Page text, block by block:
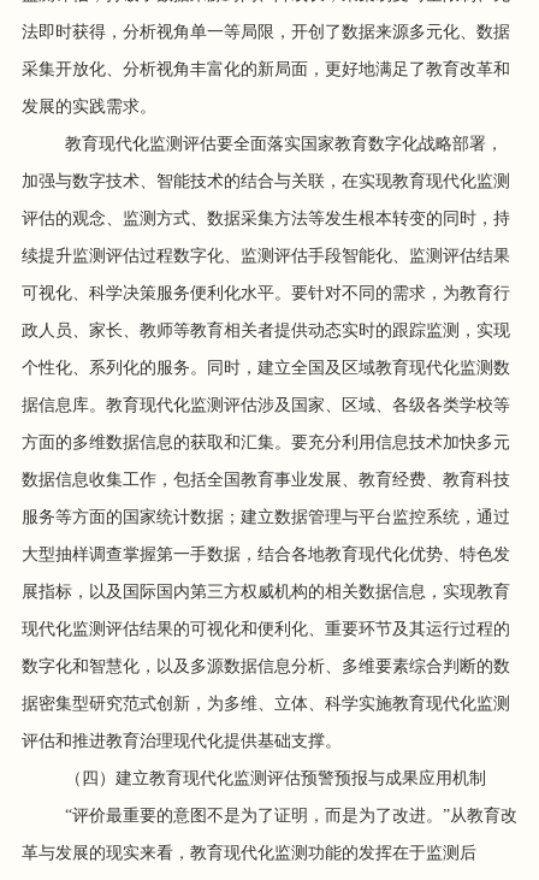
法即时获得，分析视角单一等局限，开创了数据来源多元化、数据
采集开放化、分析视角丰富化的新局面，更好地满足了教育改革和
发展的实践需求。
教育现代化监测评估要全面落实国家教育数字化战略部署，
加强与数字技术、智能技术的结合与关联，在实现教育现代化监测
评估的观念、监测方式、数据采集方法等发生根本转变的同时，持
续提升监测评估过程数字化、监测评估手段智能化、监测评估结果
可视化、科学决策服务便利化水平。要针对不同的需求，为教育行
政人员、家长、教师等教育相关者提供动态实时的跟踪监测，实现
个性化、系列化的服务。同时，建立全国及区域教育现代化监测数
据信息库。教育现代化监测评估涉及国家、区域、各级各类学校等
方面的多维数据信息的获取和汇集。要充分利用信息技术加快多元
数据信息收集工作，包括全国教育事业发展、教育经费、教育科技
服务等方面的国家统计数据；建立数据管理与平台监控系统，通过
大型抽样调查掌握第一手数据，结合各地教育现代化优势、特色发
展指标，以及国际国内第三方权威机构的相关数据信息，实现教育
现代化监测评估结果的可视化和便利化、重要环节及其运行过程的
数字化和智慧化，以及多源数据信息分析、多维要素综合判断的数
据密集型研究范式创新，为多维、立体、科学实施教育现代化监测
评估和推进教育治理现代化提供基础支撑。
（四）建立教育现代化监测评估预警预报与成果应用机制
“评价最重要的意图不是为了证明，而是为了改进。”从教育改
革与发展的现实来看，教育现代化监测功能的发挥在于监测后